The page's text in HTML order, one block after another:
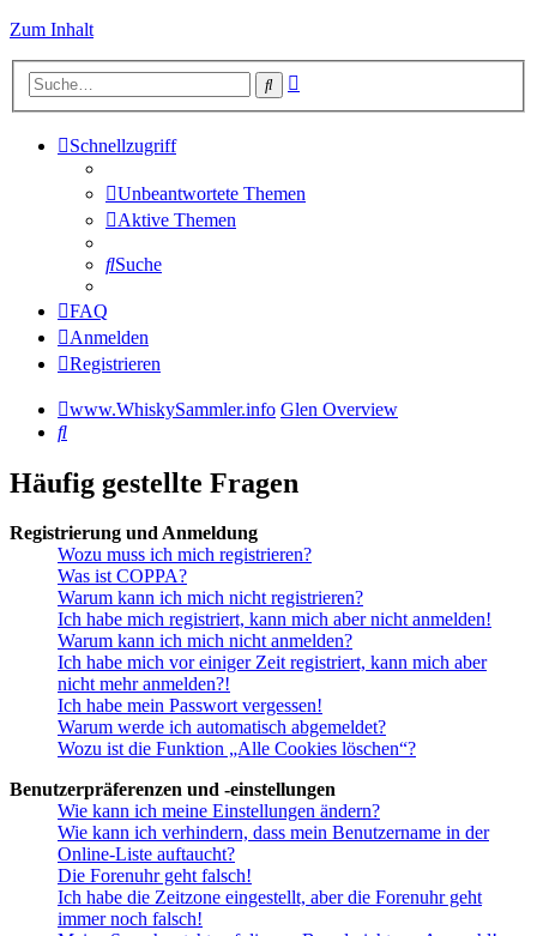
Zum Inhalt
Suche
Schnellzugriff
Unbeantwortete Themen
Aktive Themen
Suche
FAQ
Anmelden
Registrieren
www.WhiskySammler.info Glen Overview
Suche
Häufig gestellte Fragen
Registrierung und Anmeldung
Wozu muss ich mich registrieren?
Was ist COPPA?
Warum kann ich mich nicht registrieren?
Ich habe mich registriert, kann mich aber nicht anmelden!
Warum kann ich mich nicht anmelden?
Ich habe mich vor einiger Zeit registriert, kann mich aber
nicht mehr anmelden?!
Ich habe mein Passwort vergessen!
Warum werde ich automatisch abgemeldet?
Wozu ist die Funktion „Alle Cookies löschen“?
Benutzerpräferenzen und -einstellungen
Wie kann ich meine Einstellungen ändern?
Wie kann ich verhindern, dass mein Benutzername in der
Online-Liste auftaucht?
Die Forenuhr geht falsch!
Ich habe die Zeitzone eingestellt, aber die Forenuhr geht
immer noch falsch!